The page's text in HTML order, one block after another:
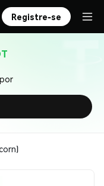
Registre-se